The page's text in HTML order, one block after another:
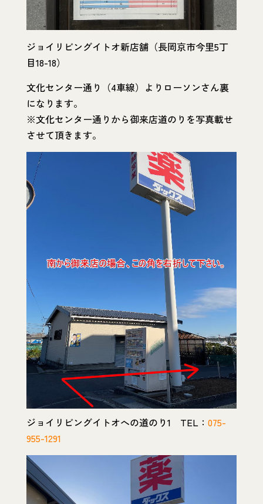
ジョイリビングイトオ新店舗（長岡京市今里5丁
目18-18）
文化センター通り（4車線）よりローソンさん裏
になります。
※文化センター通りから御来店道のりを写真載せ
させて頂きます。
ジョイリビングイトオへの道のり1 TEL： 075-
955-1291